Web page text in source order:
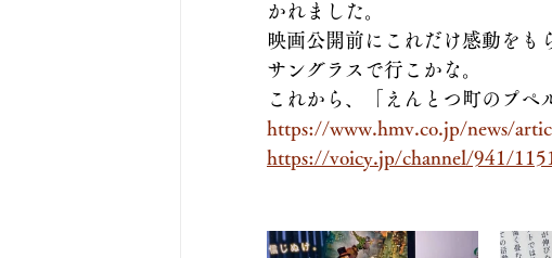
かれました。
映画公開前にこれだけ感動をも
サングラスで行こかな。
これから、「えんとつ町のプペ
https://www.hmv.co.jp/news/
https://voicy.jp/channel/941/